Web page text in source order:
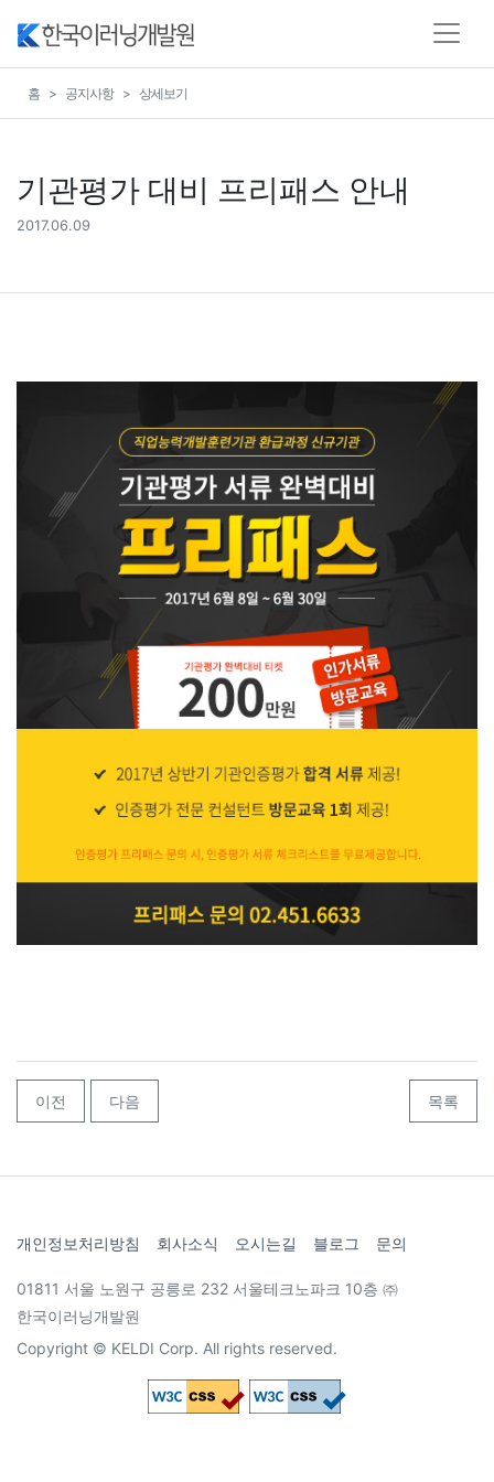
홈 공지사항 상세보기
기관평가 대비 프리패스 안내
2017.06.09
이전 다음 목록
개인정보처리방침 회사소식 오시는길 블로그 문의
01811 서울 노원구 공릉로 232 서울테크노파크 10층 ㈜
한국이러닝개발원
Copyright © KELDI Corp. All rights reserved.